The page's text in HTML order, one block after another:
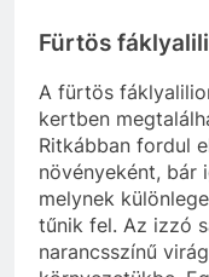
Fürtös
A fürtös
kertben
Ritkábban fordul
növényeként, bár
melynek
tűnik fel. Az izzó
narancsszínű